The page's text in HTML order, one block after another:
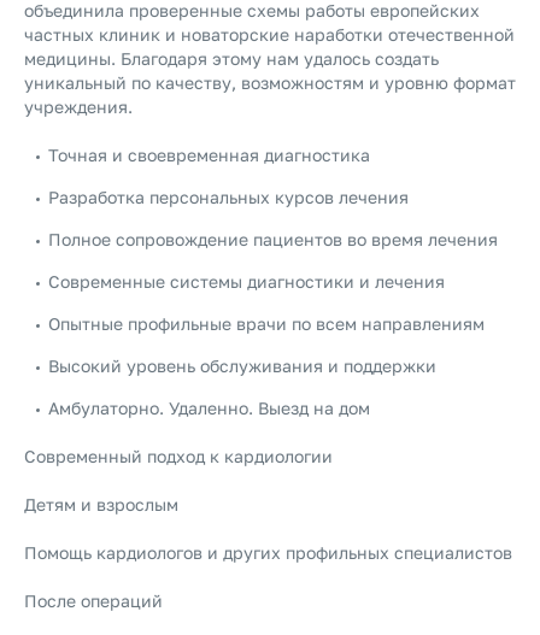
объединила проверенные схемы работы европейских
частных клиник и новаторские наработки отечественной
медицины. Благодаря этому нам удалось создать
уникальный по качеству, возможностям и уровню формат
учреждения.
Точная и своевременная диагностика
Разработка персональных курсов лечения
Полное сопровождение пациентов во время лечения
Современные системы диагностики и лечения
Опытные профильные врачи по всем направлениям
Высокий уровень обслуживания и поддержки
Амбулаторно. Удаленно. Выезд на дом
Современный подход к кардиологии
Детям и взрослым
Помощь кардиологов и других профильных специалистов
После операций